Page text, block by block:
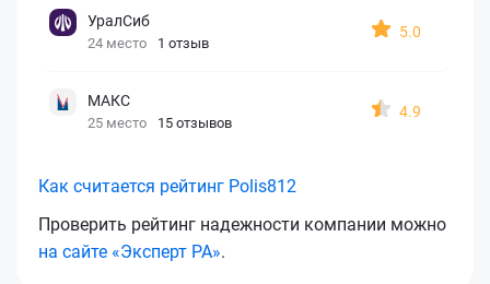
УралСиб
24 место 1 отзыв
5.0
МАКС
25 место 15 отзывов
4.9
Как считается рейтинг Polis812
Проверить рейтинг надежности компании можно
на сайте «Эксперт РА».